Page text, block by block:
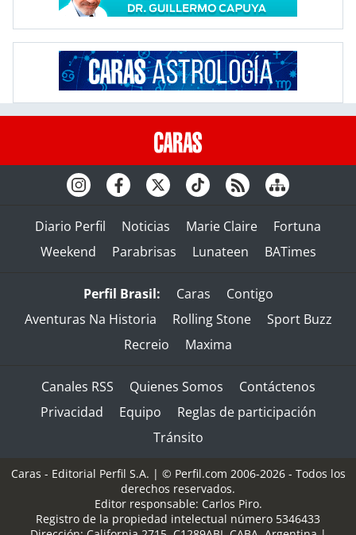
Diario Perfil Noticias Marie Claire
Fortuna
Weekend
Parabrisas Lunateen BATimes
Perfil Brasil: Caras
Contigo
Aventuras Na Historia
Rolling Stone
Sport Buzz
Recreio
Maxima
Canales RSS Quienes Somos
Contáctenos
Privacidad
Equipo
Reglas de participación
Tránsito
Caras - Editorial Perfil S.A. | © Perfil.com 2006-2026 - Todos los
derechos reservados.
Editor responsable: Carlos Piro.
Registro de la propiedad intelectual número 5346433